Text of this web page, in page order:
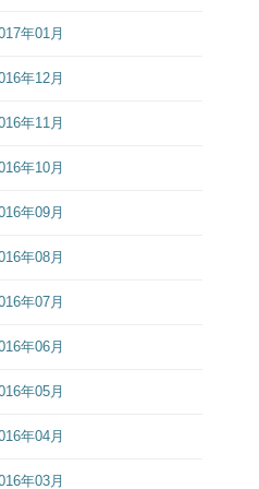
年01月
年12月
年11月
年10月
年09月
年08月
年07月
年06月
年05月
年04月
年03月